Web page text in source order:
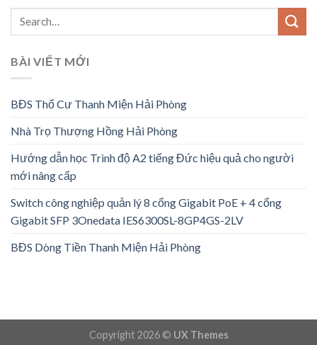
BÀI VIẾT MỚI
BĐS Thổ Cư Thanh Miện Hải Phòng
Nhà Trọ Thượng Hồng Hải Phòng
Hướng dẫn học Trình độ A2 tiếng Đức hiệu quả cho người
mới nâng cấp
Switch công nghiệp quản lý 8 cổng Gigabit PoE + 4 cổng
Gigabit SFP 3Onedata IES6300SL-8GP4GS-2LV
BĐS Dòng Tiền Thanh Miện Hải Phòng
Copyright 2026 © UX Themes